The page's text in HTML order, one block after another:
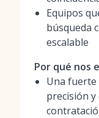
Equipos
búsqueda
escalable
Por qué nos
Una fuerte
precisión y